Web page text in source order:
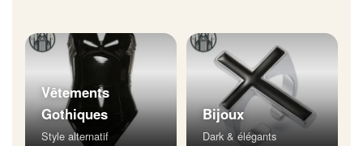
Vêtements
Gothiques
Style alternatif
Bijoux
Dark & élégants